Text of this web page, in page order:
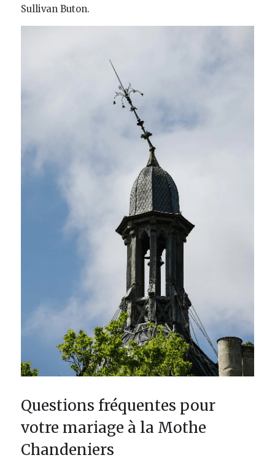
Sullivan Buton.
Questions fréquentes pour
votre mariage à la Mothe
Chandeniers